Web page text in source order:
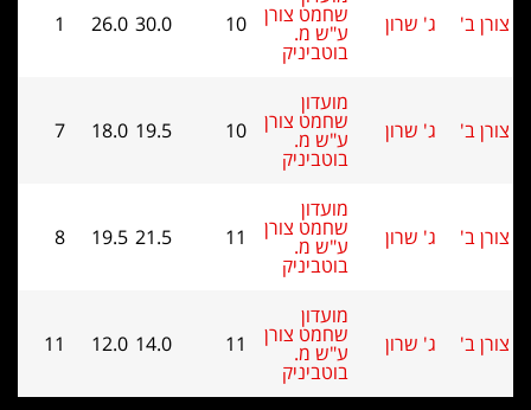
ג' שרון שחמט צורן
ע"ש מ.
בוטביניק
10
30.0
26.0
1
ג' שרון שחמט צורן
ע"ש מ.
בוטביניק
10
19.5
18.0
7
ג' שרון שחמט צורן
ע"ש מ.
בוטביניק
11
21.5
19.5
8
ג' שרון שחמט צורן
ע"ש מ.
בוטביניק
11
14.0
12.0
11